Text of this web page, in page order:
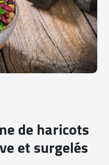
de haricots
et surgelés